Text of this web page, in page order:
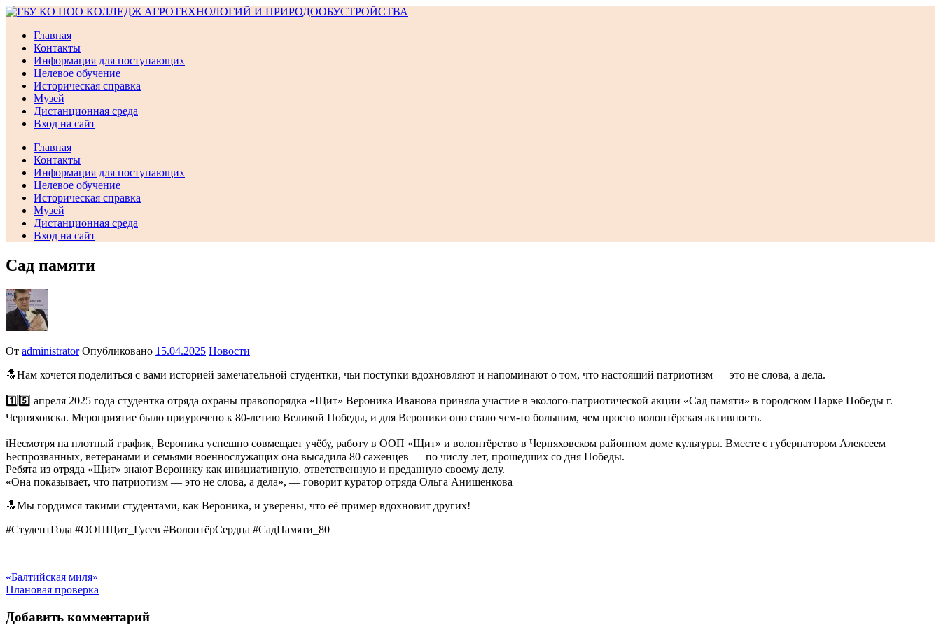
Перейти
содержимому
Главная
Контакты
Информация для поступающих
Целевое обучение
Историческая справка
Музей
Дистанционная среда
Вход на сайт
Главная
Контакты
Информация для поступающих
Целевое обучение
Историческая справка
Музей
Дистанционная среда
Вход на сайт
Сад памяти
От administrator Опубликовано 15.04.2025 Новости
🔝Нам хочется поделиться с вами историей замечательной студентки, чьи поступки вдохновляют и напоминают о том, что настоящий патриотизм — это не слова, а дела.
1️⃣5️⃣ апреля 2025 года студентка отряда охраны правопорядка «Щит» Вероника Иванова приняла участие в эколого-патриотической акции «Сад памяти» в городском Парке Победы г.
Черняховска. Мероприятие было приурочено к 80-летию Великой Победы, и для Вероники оно стало чем-то большим, чем просто волонтёрская активность.
ℹ️Несмотря на плотный график, Вероника успешно совмещает учёбу, работу в ООП «Щит» и волонтёрство в Черняховском районном доме культуры. Вместе с губернатором Алексеем
Беспрозванных, ветеранами и семьями военнослужащих она высадила 80 саженцев — по числу лет, прошедших со дня Победы.
Ребята из отряда «Щит» знают Веронику как инициативную, ответственную и преданную своему делу.
«Она показывает, что патриотизм — это не слова, а дела», — говорит куратор отряда Ольга Анищенкова
🔝Мы гордимся такими студентами, как Вероника, и уверены, что её пример вдохновит других!
#СтудентГода #ООПЩит_Гусев #ВолонтёрСердца #СадПамяти_80
Навигация
по
записям
«Балтийская миля»
Плановая проверка
Добавить комментарий